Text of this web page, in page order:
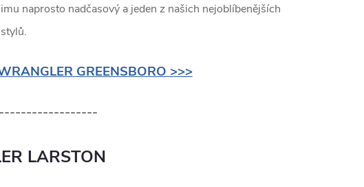
naprosto nadčasový a jeden z našich nejoblíbenějších
stylů.
GREENSBORO >>>
LARSTON